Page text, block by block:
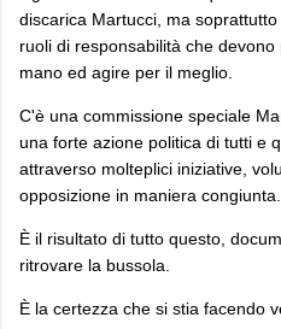
discarica Martucci, ma
ruoli di responsabilità che
mano ed agire per il meglio.
C'è una commissione speciale
una forte azione politica di tutti e
attraverso molteplici iniziative,
opposizione in maniera congiunta.
È il risultato di tutto questo,
ritrovare la bussola.
È la certezza che si stia facendo